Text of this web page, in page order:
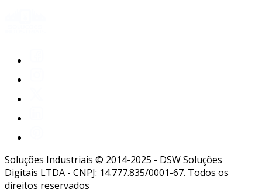
Soluções Industriais © 2014-2025 - DSW Soluções
Digitais LTDA - CNPJ: 14.777.835/0001-67. Todos os
direitos reservados